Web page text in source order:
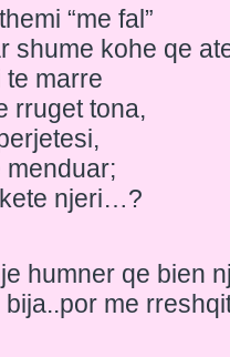
“me fal”
shume kohe qe
te marre
rruget tona,
menduar;
njeri…?
humner qe bien
bija..por me